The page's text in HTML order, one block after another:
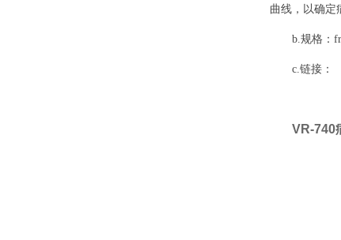
曲线，以确定
b.规格：
c.链接：
VR-740